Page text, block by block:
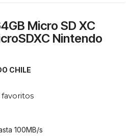
Micro SD XC
Nintendo
CHILE
favoritos
100MB/s